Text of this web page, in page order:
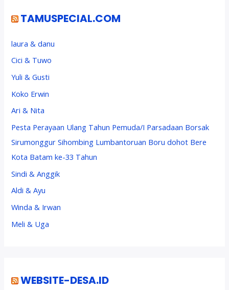
TAMUSPECIAL.COM
laura & danu
Cici & Tuwo
Yuli & Gusti
Koko Erwin
Ari & Nita
Pesta Perayaan Ulang Tahun Pemuda/I Parsadaan Borsak
Sirumonggur Sihombing Lumbantoruan Boru dohot Bere
Kota Batam ke-33 Tahun
Sindi & Anggik
Aldi & Ayu
Winda & Irwan
Meli & Uga
WEBSITE-DESA.ID